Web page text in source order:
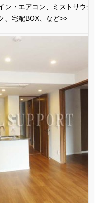
・エアコン、ミストサウナ
、宅配BOX、など>>